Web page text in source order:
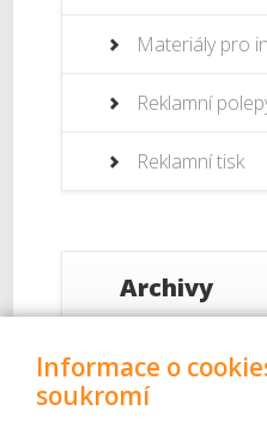
Materiály pro
Reklamní
Reklamní tisk
Archivy
Září 2017
Informace o
soukromí